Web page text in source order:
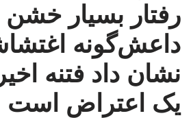
رفتار بسیار خشن
داعش‌گونه
نشان داد فتنه
یک اعتراض است